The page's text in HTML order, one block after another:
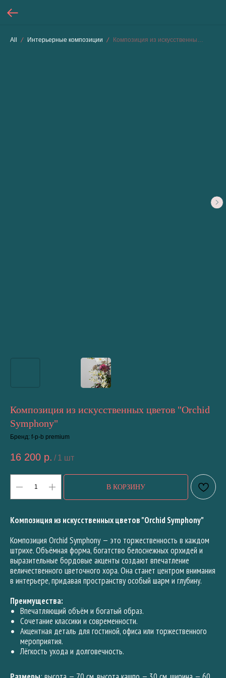
All Интерьерные композиции Композиция из искусственных цветов "Orchid Symphony"
Композиция из искусственных цветов "Orchid
Symphony"
Бренд: f-p-b premium
16 200 р. / 1 шт
В КОРЗИНУ
Композиция из искусственных цветов "Orchid Symphony"
Композиция Orchid Symphony — это торжественность в каждом
штрихе. Объёмная форма, богатство белоснежных орхидей и
выразительные бордовые акценты создают впечатление
величественного цветочного хора. Она станет центром внимания
в интерьере, придавая пространству особый шарм и глубину.
Преимущества:
Впечатляющий объём и богатый образ.
Сочетание классики и современности.
Акцентная деталь для гостиной, офиса или торжественного
мероприятия.
Лёгкость ухода и долговечность.